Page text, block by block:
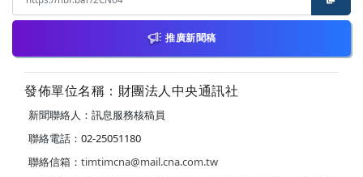
推廣新聞稿
發佈單位名稱：財團法人中央通訊社
新聞聯絡人：訊息服務核稿員
聯絡電話：02-25051180
聯絡信箱： timtimcna@mail.cna.com.tw